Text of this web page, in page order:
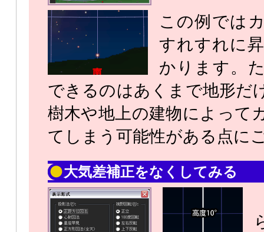
この例では
すれすれに
かります。
できるのはあくまで地形だ
樹木や地上の建物によって
てしまう可能性がある点に
大気差補正をなくしてみる